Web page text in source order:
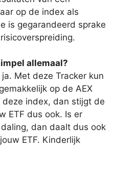
op de index als
is gegarandeerd sprake
allemaal?
Met deze Tracker kun
op de AEX
deze index, dan stijgt de
ETF dus ook. Is er
dan daalt dus ook
ETF. Kinderlijk